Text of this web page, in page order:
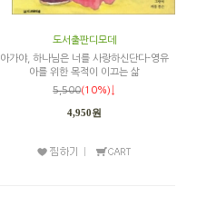
도서출판디모데
아가야, 하나님은 너를 사랑하신단다-영유
아를 위한 목적이 이끄는 삶
5,500(10%)↓
4,950원